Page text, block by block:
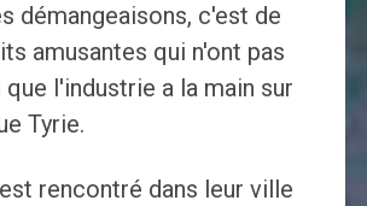
démangeaisons, c'est de
amusantes qui n'ont pas
l'industrie a la main sur
Tyrie.
rencontré dans leur ville